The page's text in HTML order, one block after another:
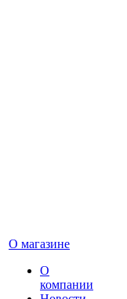
О магазине
О
компании